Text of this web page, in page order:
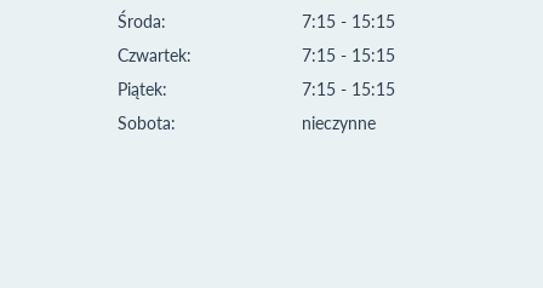
Środa:
Czwartek:
Piątek:
Sobota:
7:15 - 15:15
7:15 - 15:15
7:15 - 15:15
nieczynne